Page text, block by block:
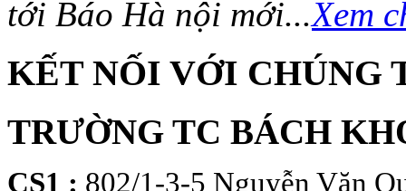
tới Báo Hà nội mới...Xem
KẾT NỐI VỚI CHÚNG
TRƯỜNG TC BÁCH
CS1 : 802/1-3-5 Nguyễn Văn